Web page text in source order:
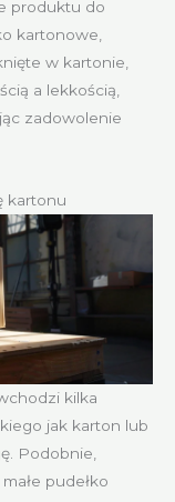
produktu do
kartonowe,
w kartonie,
a lekkością,
zadowolenie
kartonu
kilka
jak karton lub
Podobnie,
pudełko